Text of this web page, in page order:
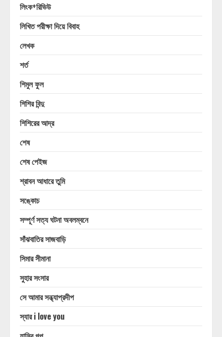
লিংক+রিভিউ
লিখিত পরীক্ষা দিয়ে বিবাহ
লেখক
শর্ত
শিমুল ফুল
শিশির বিন্দু
শিশিরের আদ্র
শেষ
শেষ পেইজ
শ্রাবন আধারে তুমি
সঙ্কোচ
সম্পূর্ণ সত্য ঘটনা অবলম্বনে
সাঁঝবাতির সাজবাড়ি
সিমার সীমানা
সুহার সংসার
সে আমার সন্ধ্যাপ্রদীপ
স্যার i love you